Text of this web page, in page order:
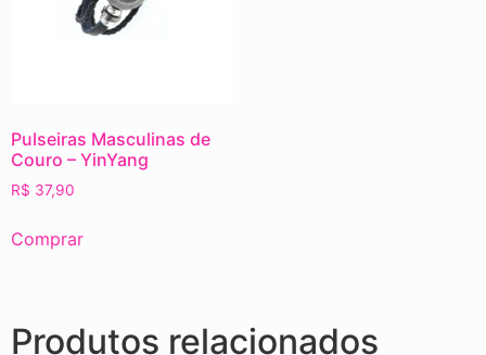
Pulseiras Masculinas de
Couro – YinYang
R$ 37,90
Comprar
Produtos relacionados